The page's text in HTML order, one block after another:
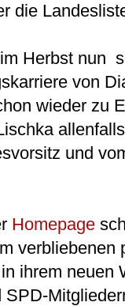
die
Herbst nun
von
wieder zu
und
Homepage
ihrem neuen